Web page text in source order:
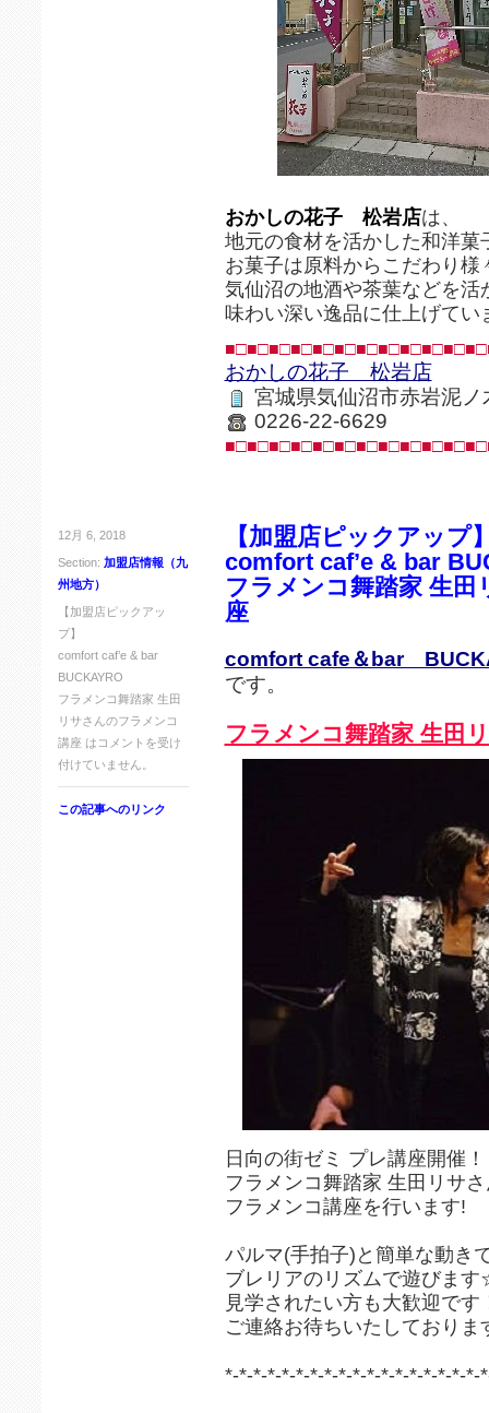
おかしの花子 松岩店は、
地元の食材を活かした和洋菓
お菓子は原料からこだわり様
気仙沼の地酒や茶葉などを活
味わい深い逸品に仕上げてい
おかしの花子 松岩店
宮城県気仙沼市赤岩泥ノ
0226-22-6629
12月 6, 2018
Section: 加盟店情報（九
州地方）
【加盟店ピックアッ
プ】
comfort caf’e & bar
BUCKAYRO
フラメンコ舞踏家 生田
リサさんのフラメンコ
講座 は コメントを受け
付けていません。
この記事へのリンク
【加盟店ピックアップ
comfort caf’e & bar
フラメンコ舞踏家 生
座
comfort cafe＆bar
です。
フラメンコ舞踏家 生田
日向の街ゼミ プレ講座開催！
フラメンコ舞踏家 生田リサ
フラメンコ講座を行います!
パルマ(手拍子)と簡単な動き
ブレリアのリズムで遊びま
見学されたい方も大歓迎です
ご連絡お待ちいたしておりま
*-*-*-*-*-*-*-*-*-*-*-*-*-*-*-*-*-*-